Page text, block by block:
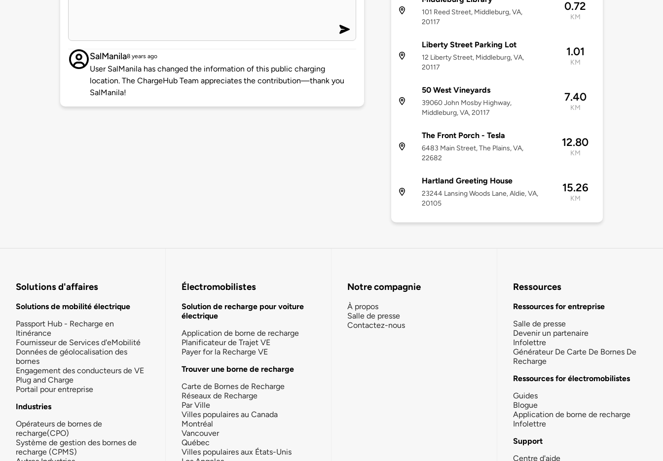
SalManila8 years ago
User SalManila has changed the information of this public charging
location. The ChargeHub Team appreciates the contribution—thank you
SalManila!
101 Reed Street, Middleburg, VA,
20117
0.72
KM
Liberty Street Parking Lot
12 Liberty Street, Middleburg, VA,
20117
1.01
KM
50 West Vineyards
39060 John Mosby Highway,
Middleburg, VA, 20117
7.40
KM
The Front Porch - Tesla
6483 Main Street, The Plains, VA,
22682
12.80
KM
Hartland Greeting House
23244 Lansing Woods Lane, Aldie, VA,
20105
15.26
KM
Solutions d'affaires
Solutions de mobilité électrique
Passport Hub - Recharge en
Itinérance
Fournisseur de Services d'eMobilité
Données de géolocalisation des
bornes
Engagement des conducteurs de VE
Plug and Charge
Portail pour entreprise
Industries
Opérateurs de bornes de
recharge(CPO)
Système de gestion des bornes de
recharge (CPMS)
Électromobilistes
Solution de recharge pour voiture
électrique
Application de borne de recharge
Planificateur de Trajet VE
Payer for la Recharge VE
Trouver une borne de recharge
Carte de Bornes de Recharge
Réseaux de Recharge
Par Ville
Villes populaires au Canada
Montréal
Vancouver
Québec
Villes populaires aux États-Unis
Notre compagnie
À propos
Salle de presse
Contactez-nous
Ressources
Ressources for entreprise
Salle de presse
Devenir un partenaire
Infolettre
Générateur De Carte De Bornes De
Recharge
Ressources for électromobilistes
Guides
Blogue
Application de borne de recharge
Infolettre
Support
Centre d'aide